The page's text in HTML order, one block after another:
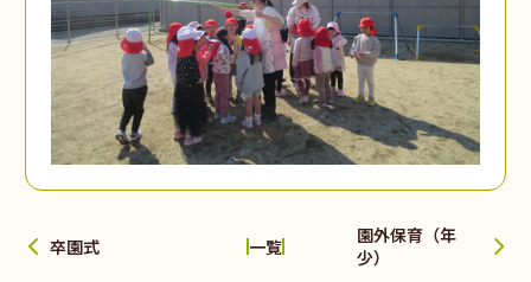
卒園式 一覧
園外保育（年
少）